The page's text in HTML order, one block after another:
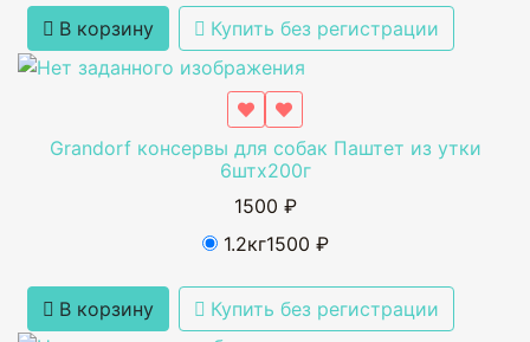
В корзину Купить без регистрации
Grandorf консервы для собак Паштет из утки
6штх200г
1500 ₽
1.2кг1500 ₽
В корзину Купить без регистрации